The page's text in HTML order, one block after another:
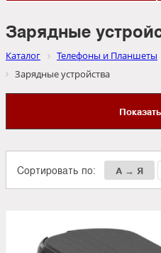
Зарядные
Каталог Телефоны и Планшеты
Зарядные устройства
Сортировать по: А → Я